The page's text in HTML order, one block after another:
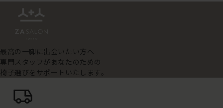
最高の一脚に出会いたい方へ
専門スタッフがあなたのための
椅子選びをサポートいたします。